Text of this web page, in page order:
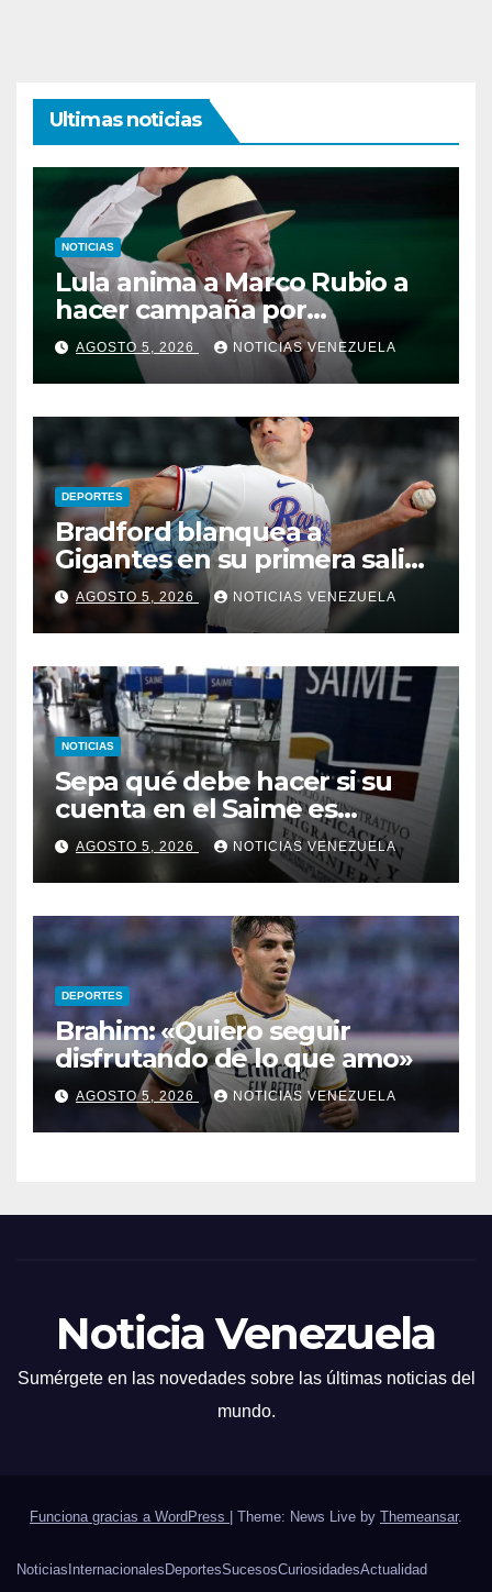
Ultimas noticias
NOTICIAS
Lula anima a Marco Rubio a
hacer campaña por
Bolsonaro: “quiero
derrotarlos a todos”
AGOSTO 5, 2026 NOTICIAS VENEZUELA
DEPORTES
Bradford blanquea a
Gigantes en su primera salida
en MLB
AGOSTO 5, 2026 NOTICIAS VENEZUELA
NOTICIAS
Sepa qué debe hacer si su
cuenta en el Saime es
suspendida por faltar a tres
citas consecutivas
AGOSTO 5, 2026 NOTICIAS VENEZUELA
DEPORTES
Brahim: «Quiero seguir
disfrutando de lo que amo»
AGOSTO 5, 2026 NOTICIAS VENEZUELA
Noticia Venezuela
Sumérgete en las novedades sobre las últimas noticias del
mundo.
Funciona gracias a WordPress Theme: News Live by Themeansar.
Noticias Internacionales DeportesSucesosCuriosidadesActualidad